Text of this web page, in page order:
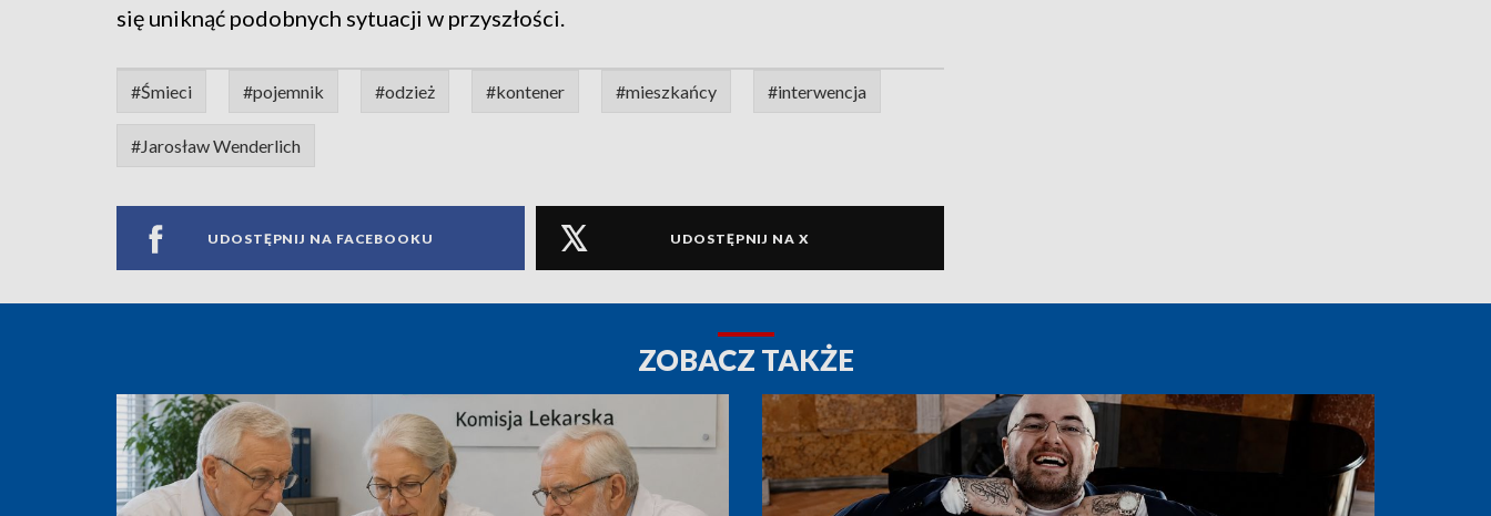
się uniknąć podobnych sytuacji w przyszłości.
#Śmieci #pojemnik #odzież #kontener #mieszkańcy #interwencja
#Jarosław Wenderlich
UDOSTĘPNIJ NA FACEBOOKU UDOSTĘPNIJ NA X
ZOBACZ TAKŻE